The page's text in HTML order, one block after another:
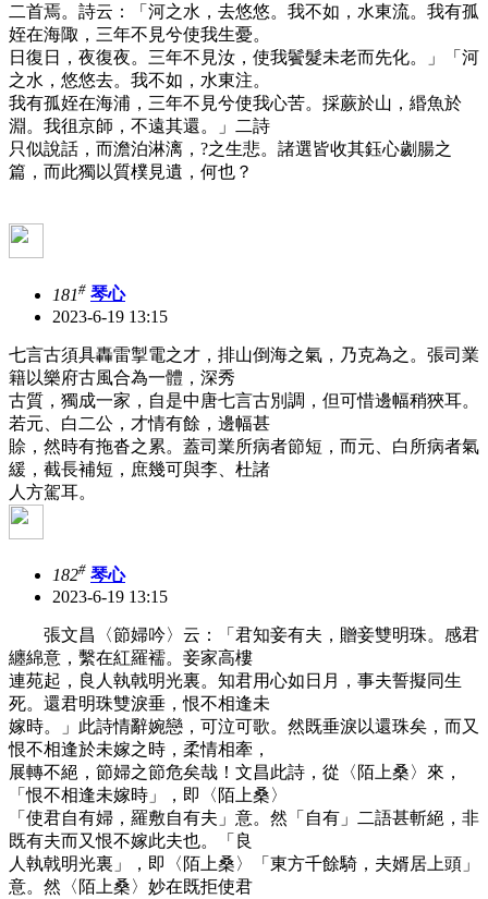
二首焉。詩云：「河之水，去悠悠。我不如，水東流。我有孤
姪在海陬，三年不見兮使我生憂。
日復日，夜復夜。三年不見汝，使我鬢髮未老而先化。」「河
之水，悠悠去。我不如，水東注。
我有孤姪在海浦，三年不見兮使我心苦。採蕨於山，緡魚於
淵。我徂京師，不遠其還。」二詩
只似說話，而澹泊淋漓，?之生悲。諸選皆收其鈺心劌腸之
篇，而此獨以質樸見遺，何也？
181# 琴心
2023-6-19 13:15
七言古須具轟雷掣電之才，排山倒海之氣，乃克為之。張司業
籍以樂府古風合為一體，深秀
古質，獨成一家，自是中唐七言古別調，但可惜邊幅稍狹耳。
若元、白二公，才情有餘，邊幅甚
賒，然時有拖沓之累。蓋司業所病者節短，而元、白所病者氣
緩，截長補短，庶幾可與李、杜諸
人方駕耳。
182# 琴心
2023-6-19 13:15
張文昌〈節婦吟〉云：「君知妾有夫，贈妾雙明珠。感君
纏綿意，繫在紅羅襦。妾家高樓
連苑起，良人執戟明光裏。知君用心如日月，事夫誓擬同生
死。還君明珠雙淚垂，恨不相逢未
嫁時。」此詩情辭婉戀，可泣可歌。然既垂淚以還珠矣，而又
恨不相逢於未嫁之時，柔情相牽，
展轉不絕，節婦之節危矣哉！文昌此詩，從〈陌上桑〉來，
「恨不相逢未嫁時」，即〈陌上桑〉
「使君自有婦，羅敷自有夫」意。然「自有」二語甚斬絕，非
既有夫而又恨不嫁此夫也。「良
人執戟明光裏」，即〈陌上桑〉「東方千餘騎，夫婿居上頭」
意。然〈陌上桑〉妙在既拒使君